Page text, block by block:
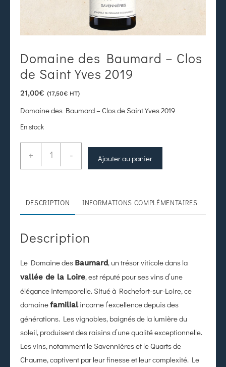
Domaine des Baumard – Clos
de Saint Yves 2019
21,00€ (17,50€ HT)
Domaine des Baumard – Clos de Saint Yves 2019
En stock
+ - Ajouter au panier
DESCRIPTION INFORMATIONS COMPLÉMENTAIRES
Description
Le Domaine des Baumard, un trésor viticole dans la
vallée de la Loire, est réputé pour ses vins d’une
élégance intemporelle. Situé à Rochefort-sur-Loire, ce
domainefamilialincarne l’excellence depuis des
générations. Les vignobles, baignés de la lumière du
soleil, produisent des raisins d’une qualité exceptionnelle.
Les vins, notamment le Savennières et le Quarts de
Chaume, captivent par leur finesse et leur complexité. Le